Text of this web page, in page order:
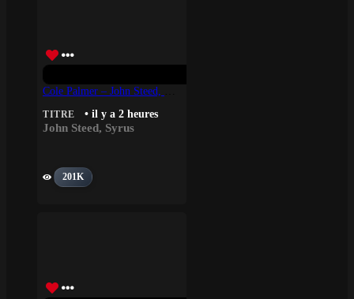
TITRE • il y a 2 heures
John Steed, Syrus
201K